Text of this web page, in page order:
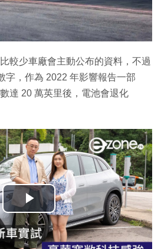
較少車廠會主動公布的資料，不過
字，作為 2022 年影響報告一部
達 20 萬英里後，電池會退化
播
放